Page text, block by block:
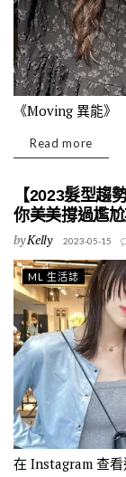
《Moving 異能》
Read more
【2023髮型趨
你美美撐過尷
byKelly 2023-05-15
ML 生活誌
在 Instagram 查